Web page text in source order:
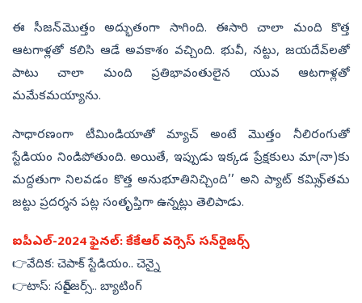
ఈ సీజన్‌ మొత్తం అద్భుతంగా సాగింది. ఈసారి చాలా మంది కొత్త
ఆటగాళ్లతో కలిసి ఆడే అవకాశం వచ్చింది. భువీ, నట్టు, జయదేవ్‌లతో
పాటు చాలా మంది ప్రతిభావంతులైన యువ ఆటగాళ్లతో
మమేకమయ్యాను.
సాధారణంగా టీమిండియాతో మ్యాచ్‌ అంటే మొత్తం నీలిరంగుతో
స్టేడియం నిండిపోతుంది. అయితే, ఇప్పుడు ఇక్కడ ప్రేక్షకులు మా(నా)కు
మద్దతుగా నిలవడం కొత్త అనుభూతినిచ్చింది’’ అని ప్యాట్‌ కమిన్స్‌ తమ
జట్టు ప్రదర్శన పట్ల సంతృప్తిగా ఉన్నట్లు తెలిపాడు.
ఐపీఎల్‌-2024 ఫైనల్‌: కేకేఆర్‌ వర్సెస్‌ సన్‌రైజర్స్‌
👉వేదిక: చెపాక్‌ స్టేడియం.. చెన్నై
👉టాస్‌: సన్‌రైజర్స్‌.. బ్యాటింగ్‌